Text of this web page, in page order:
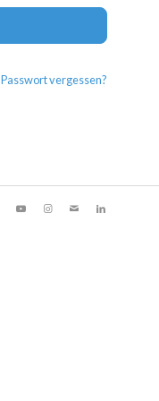
Passwort vergessen?